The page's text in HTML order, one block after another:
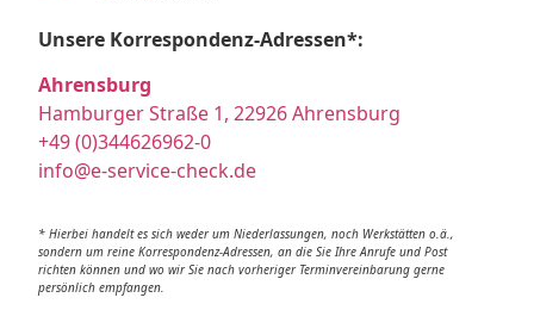
Unsere Korrespondenz-Adressen*:
Ahrensburg
Hamburger Straße 1, 22926 Ahrensburg
+49 (0)344626962-0
info@e-service-check.de
* Hierbei handelt es sich weder um Niederlassungen, noch Werkstätten o.ä.,
sondern um reine Korrespondenz-Adressen, an die Sie Ihre Anrufe und Post
richten können und wo wir Sie nach vorheriger Terminvereinbarung gerne
persönlich empfangen.